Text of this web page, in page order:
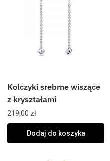
Kolczyki srebrne wiszące
z kryształami
219,00 zł
Dodaj do koszyka